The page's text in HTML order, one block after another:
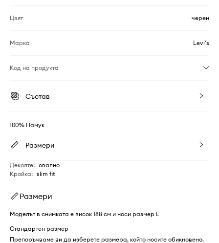
Цвят черен
Марка Levi's
Код на продукта
Състав
100% Памук
Размери
Деколте: овално
Кройка: slim fit
Размери
Моделът в снимката е висок 188 см и носи размер L
Стандартен размер
Препоръчваме ви да изберете размера, който носите обикновено.